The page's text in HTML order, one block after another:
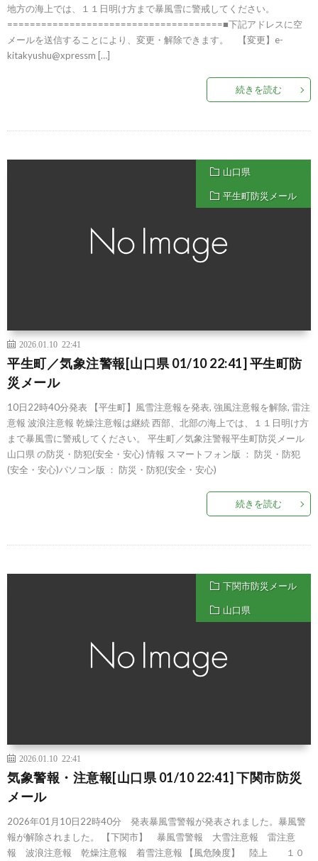
地方の海上では、１１日明け方まで暴風雪に警戒してください。
======================================■下記アドレスに空
メールを送信することにより、変更・解除できます。 【変更】e-
kitakyushu@xpressm […]
続きを読む
山口県
平生町防災メール
2026.01.10 22:41
平生町／気象注警報[山口県 01/10 22:41] 平生町防
災メール
10日22時40分発表 【平生町】風雪注意報を発表, 強風注意報を解除, 雷注
意報 波浪注意報 乾燥注意報は継続 西部、北部の海上では、１１日明け方
まで暴風雪に警戒してください。 平生町／気象注警報平生町防災メール
山口県 の防災・防犯(安全・安心) 情報 スマートフォン版 ： 防災・防犯
(安全・安心)パソコン版 ： 防災・防犯(安全・安心)
続きを読む
下関市防災メール
山口県
2026.01.10 22:41
気象警報・注意報[山口県 01/10 22:41] 下関市防災
メール
2026年01月10日22時40分 発表暴風雪警報が発表されました。暴風警
報が解除されました。 【下関市】 暴風雪警報 大雪注意報 雷注意
報 波浪注意報 乾燥注意報 着雪注意報 【風危険度】 陸上 １０